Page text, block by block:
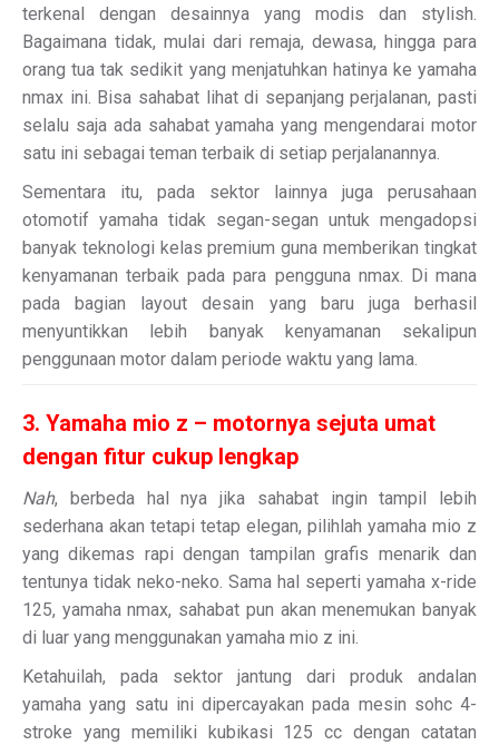
terkenal dengan desainnya yang modis dan stylish.
Bagaimana tidak, mulai dari remaja, dewasa, hingga para
orang tua tak sedikit yang menjatuhkan hatinya ke yamaha
nmax ini. Bisa sahabat lihat di sepanjang perjalanan, pasti
selalu saja ada sahabat yamaha yang mengendarai motor
satu ini sebagai teman terbaik di setiap perjalanannya.
Sementara itu, pada sektor lainnya juga perusahaan
otomotif yamaha tidak segan-segan untuk mengadopsi
banyak teknologi kelas premium guna memberikan tingkat
kenyamanan terbaik pada para pengguna nmax. Di mana
pada bagian layout desain yang baru juga berhasil
menyuntikkan lebih banyak kenyamanan sekalipun
penggunaan motor dalam periode waktu yang lama.
3. Yamaha mio z – motornya sejuta umat
dengan fitur cukup lengkap
Nah, berbeda hal nya jika sahabat ingin tampil lebih
sederhana akan tetapi tetap elegan, pilihlah yamaha mio z
yang dikemas rapi dengan tampilan grafis menarik dan
tentunya tidak neko-neko. Sama hal seperti yamaha x-ride
125, yamaha nmax, sahabat pun akan menemukan banyak
di luar yang menggunakan yamaha mio z ini.
Ketahuilah, pada sektor jantung dari produk andalan
yamaha yang satu ini dipercayakan pada mesin sohc 4-
stroke yang memiliki kubikasi 125 cc dengan catatan